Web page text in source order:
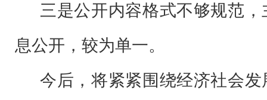
三是公开内容格式不够规范
息公开，较为单一。
今后，将紧紧围绕经济社会